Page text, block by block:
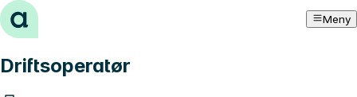
Hopp til innhold Meny
Driftsoperatør